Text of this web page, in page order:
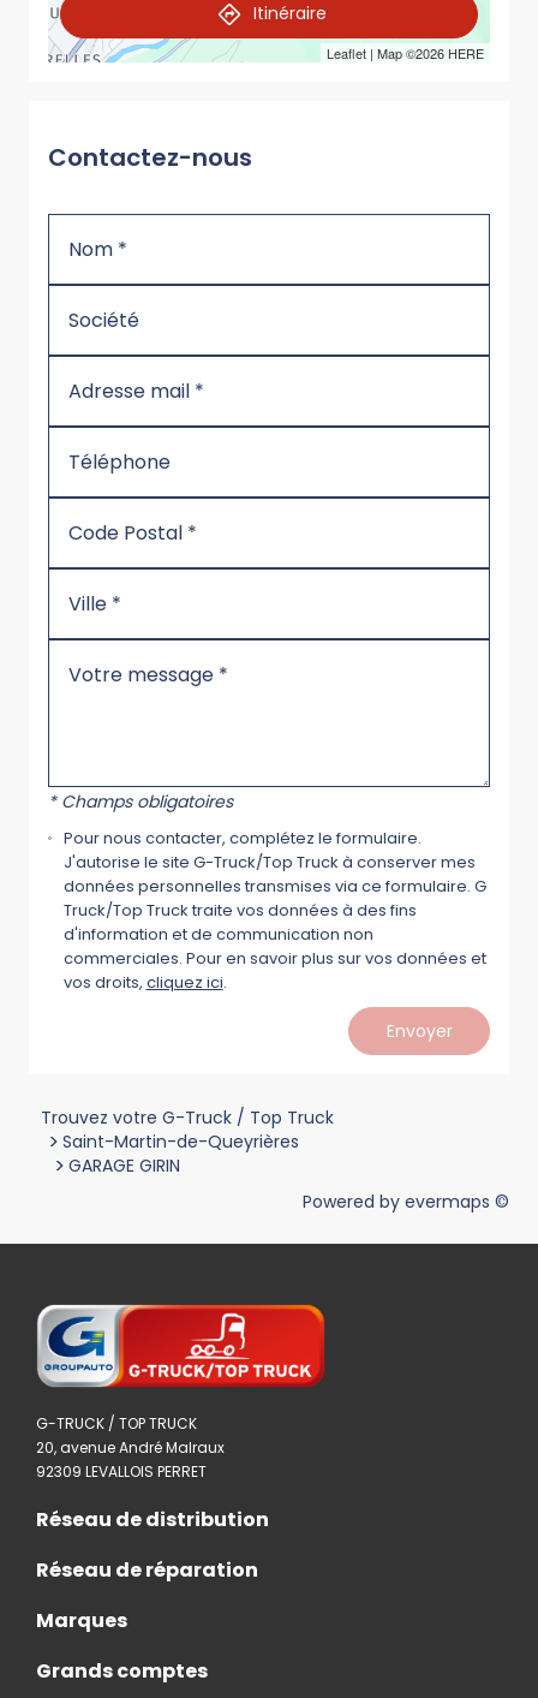
Leaflet | Map ©2026 HERE
Itinéraire
Contactez-nous
* Champs obligatoires
Pour nous contacter, complétez le formulaire.
J'autorise le site G-Truck/Top Truck à conserver mes
données personnelles transmises via ce formulaire. G
Truck/Top Truck traite vos données à des fins
d'information et de communication non
commerciales. Pour en savoir plus sur vos données et
vos droits, cliquez ici.
Envoyer
Trouvez votre G-Truck / Top Truck
> Saint-Martin-de-Queyrières
> GARAGE GIRIN
Powered by evermaps ©
G-TRUCK / TOP TRUCK
20, avenue André Malraux
92309 LEVALLOIS PERRET
Réseau de distribution
Réseau de réparation
Marques
Grands comptes